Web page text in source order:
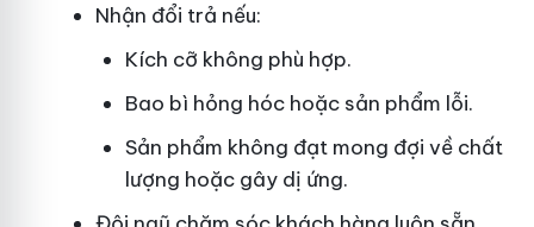
Nhận đổi trả nếu:
Kích cỡ không phù hợp.
Bao bì hỏng hóc hoặc sản phẩm lỗi.
Sản phẩm không đạt mong đợi về chất
lượng hoặc gây dị ứng.